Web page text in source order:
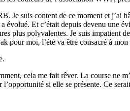
28Fév
Un an déjà !
Je suis content de ce moment et
Et c’était depuis devenu une
plus polyvalentes. Je suis impatient
pour moi, l’été va être consacré à
cela me fait rêver. La course ne
l’opportunité si elle se présente. Ce